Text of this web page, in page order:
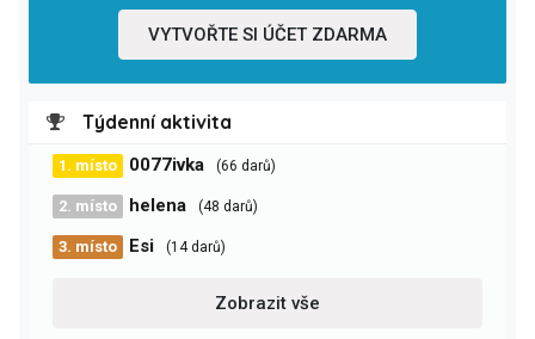
VYTVOŘTE SI ÚČET ZDARMA
Týdenní aktivita
1. místo 0077ivka (66 darů)
2. místo helena (48 darů)
3. místo Esi (14 darů)
Zobrazit vše